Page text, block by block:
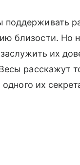
близости. Но
их
расскажут
одного их